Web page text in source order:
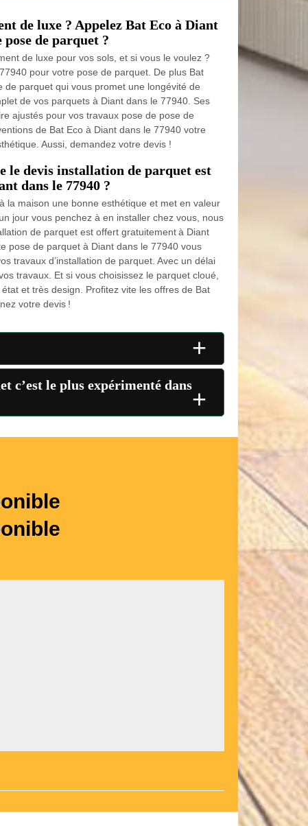
de luxe ? Appelez Bat Eco à Diant
de parquet ?
de luxe pour vos sols, et si vous le voulez ?
pour votre pose de parquet. De plus Bat
de parquet qui vous promet une longévité de
de vos parquets à Diant dans le 77940. Ses
ajustés pour vos travaux pose de pose de
de Bat Eco à Diant dans le 77940 votre
Aussi, demandez votre devis !
le devis installation de parquet est
dans le 77940 ?
la maison une bonne esthétique et met en valeur
jour vous penchez à en installer chez vous, nous
de parquet est offert gratuitement à Diant
pose de parquet à Diant dans le 77940 vous
travaux d’installation de parquet. Avec un délai
travaux. Et si vous choisissez le parquet cloué,
et très design. Profitez vite les offres de Bat
votre devis !
+
c’est le plus expérimenté dans+